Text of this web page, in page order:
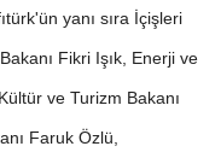
yanı sıra İçişleri
Fikri Işık, Enerji ve
ve Turizm Bakanı
Faruk Özlü,